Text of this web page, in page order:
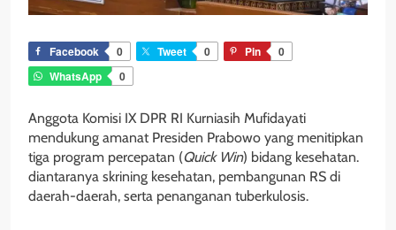
Facebook 0 Tweet 0 Pin
0
WhatsApp
0
Anggota Komisi IX DPR RI Kurniasih Mufidayati
mendukung amanat Presiden Prabowo yang menitipkan
tiga program percepatan (Quick Win) bidang kesehatan.
diantaranya skrining kesehatan, pembangunan RS di
daerah-daerah, serta penanganan tuberkulosis.